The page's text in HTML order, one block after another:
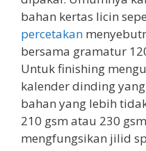
bahan kertas licin
percetakan
bersama gramatur
Untuk finishing
kalender dinding
bahan yang lebih
210 gsm atau 230
mengfungsikan jilid